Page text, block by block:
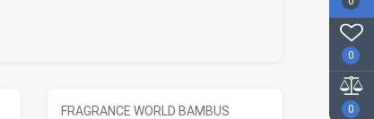
0
0
FRAGRANCE WORLD BAMBUS